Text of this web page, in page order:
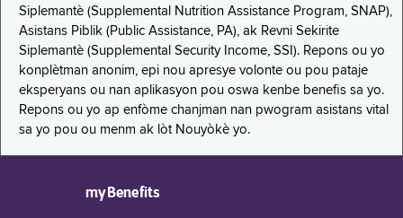
Siplemantè (Supplemental Nutrition Assistance Program, SNAP),
Asistans Piblik (Public Assistance, PA), ak Revni Sekirite
Siplemantè (Supplemental Security Income, SSI). Repons ou yo
konplètman anonim, epi nou apresye volonte ou pou pataje
eksperyans ou nan aplikasyon pou oswa kenbe benefis sa yo.
Repons ou yo ap enfòme chanjman nan pwogram asistans vital
sa yo pou ou menm ak lòt Nouyòkè yo.
myBenefits